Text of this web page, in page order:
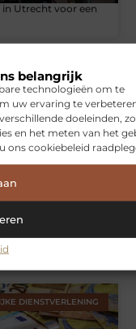
belangrijk
technologieën om te
uw ervaring te
doeleinden,
en het meten van het
ons cookiebeleid
Utrecht voor een
WONINGEN
DIENSTVERLENING